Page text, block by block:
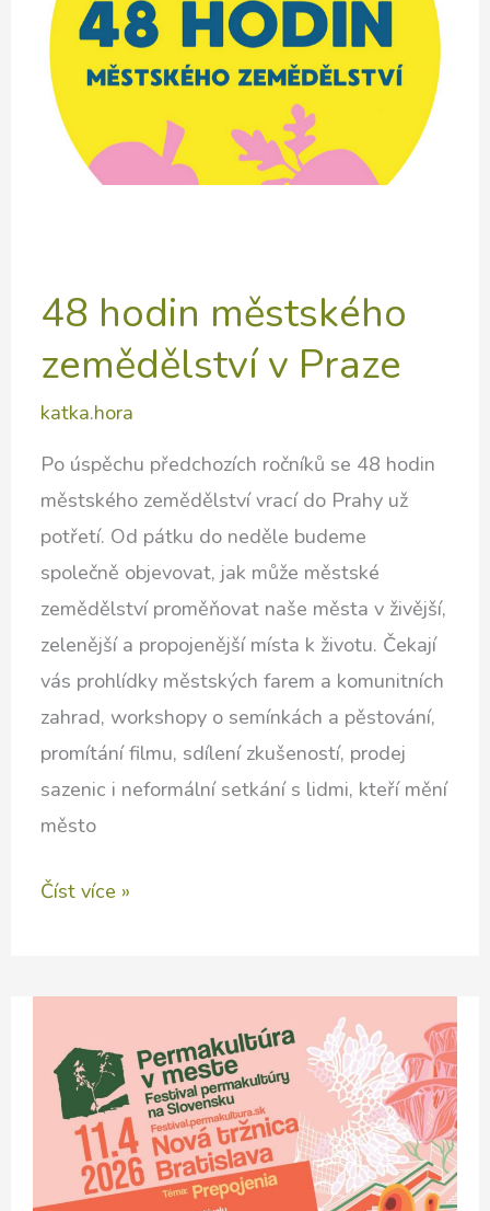
48 hodin městského
zemědělství v Praze
katka.hora
Po úspěchu předchozích ročníků se 48 hodin
městského zemědělství vrací do Prahy už
potřetí. Od pátku do neděle budeme
společně objevovat, jak může městské
zemědělství proměňovat naše města v živější,
zelenější a propojenější místa k životu. Čekají
vás prohlídky městských farem a komunitních
zahrad, workshopy o semínkách a pěstování,
promítání filmu, sdílení zkušeností, prodej
sazenic i neformální setkání s lidmi, kteří mění
město
48
zemědělství
Číst více »